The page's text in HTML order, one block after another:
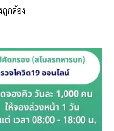
กต้อง